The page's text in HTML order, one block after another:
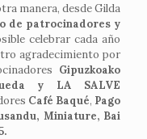
manera, desde Gilda
de patrocinadores y
celebrar cada año
agradecimiento por
Gipuzkoako
y LA SALVE
Café Baqué, Pago
Miniature, Bai